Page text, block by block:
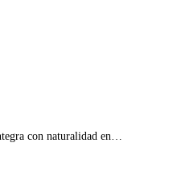
con naturalidad en…